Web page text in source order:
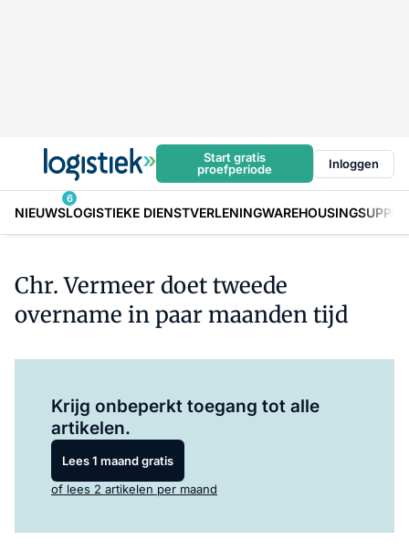
Start gratis
proefperiode
Inloggen
NIEUWS
6
LOGISTIEKE DIENSTVERLENINGWAREHOUSING
Chr. Vermeer doet tweede
overname in paar maanden tijd
Krijg onbeperkt toegang tot alle
artikelen.
Lees 1 maand gratis
of lees 2 artikelen per maand